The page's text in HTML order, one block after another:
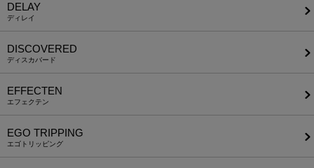
DELAY
ディレイ
DISCOVERED
ディスカバード
EFFECTEN
エフェクテン
EGO TRIPPING
エゴトリッピング